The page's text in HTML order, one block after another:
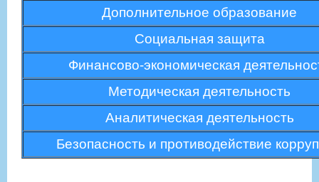
Дополнительное образование
Социальная защита
Финансово-экономическая
Методическая деятельность
Аналитическая деятельность
Безопасность и противодействие